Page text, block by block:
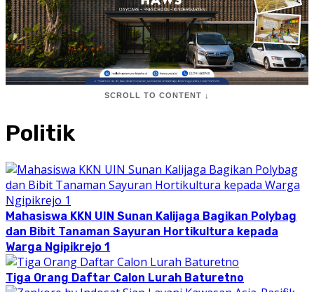
SCROLL TO CONTENT ↓
Politik
Mahasiswa KKN UIN Sunan Kalijaga Bagikan Polybag
dan Bibit Tanaman Sayuran Hortikultura kepada
Warga Ngipikrejo 1
Tiga Orang Daftar Calon Lurah Baturetno